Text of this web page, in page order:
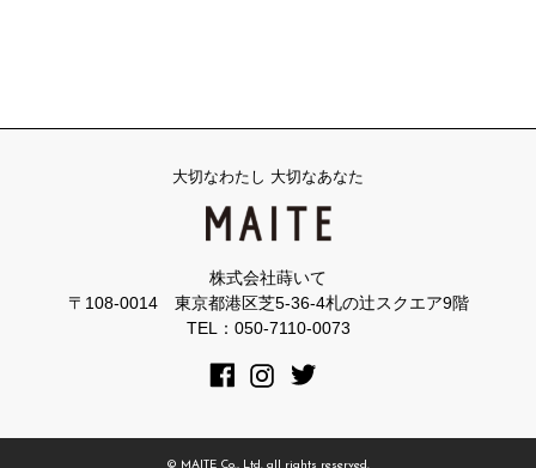
大切なわたし 大切なあなた
株式会社蒔いて
〒108-0014 東京都港区芝5-36-4札の辻スクエア9階
TEL：050-7110-0073
© MAITE Co., Ltd. all rights reserved.